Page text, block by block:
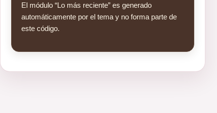
El módulo “Lo más reciente” es generado
automáticamente por el tema y no forma parte de
este código.